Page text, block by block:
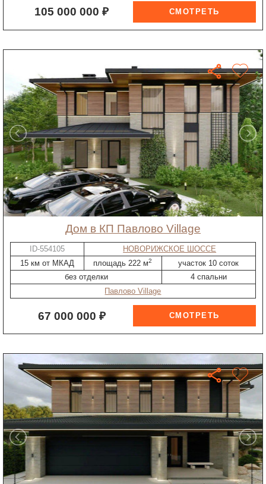
105 000 000 ₽
дом в КП Павлово Village
ID-554105
НОВОРИЖСКОЕ ШОССЕ
15 км от МКАД
площадь 222 м2
участок 10 соток
без отделки
4 спальни
Павлово Village
67 000 000 ₽